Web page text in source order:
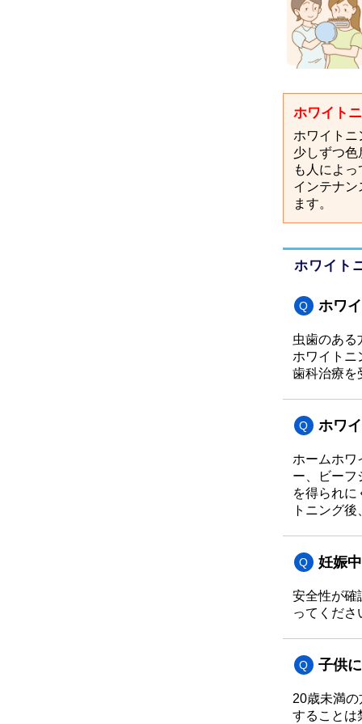
ホワイト
ホワイト
少しずつ
も人によ
インテナ
ます。
ホワイト
ホワ
虫歯のある
ホワイトニ
歯科治療を
ホワ
ホームホワ
ー、ビーフ
を得られに
トニング
妊娠
安全性が確
ってくださ
子供
20歳未満
することは